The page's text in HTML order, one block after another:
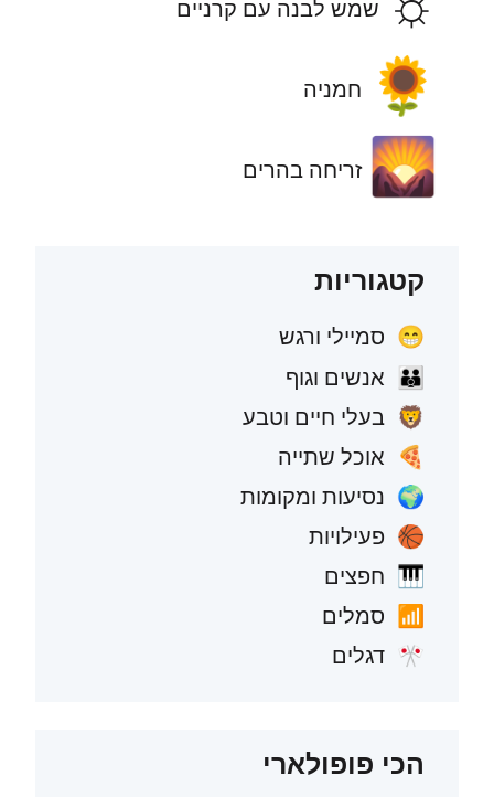
שמש לבנה עם קרניים
🌻 חמניה
🌄 זריחה בהרים
קטגוריות
😁 סמיילי ורגש
👪 אנשים וגוף
🦁 בעלי חיים וטבע
🍕 אוכל שתייה
🌍 נסיעות ומקומות
🏀 פעילויות
🎹 חפצים
📶 סמלים
🎌 דגלים
הכי פופולארי